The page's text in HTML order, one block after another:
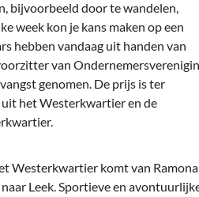
Bedrijven in
Bedrijven
bijvoorbeeld door te wandelen,
week kon je kans maken op een
hebben vandaag uit handen van
van
genomen. De prijs is ter
het Westerkwartier en de
Westerkwartier komt van Ramona
Leek. Sportieve en